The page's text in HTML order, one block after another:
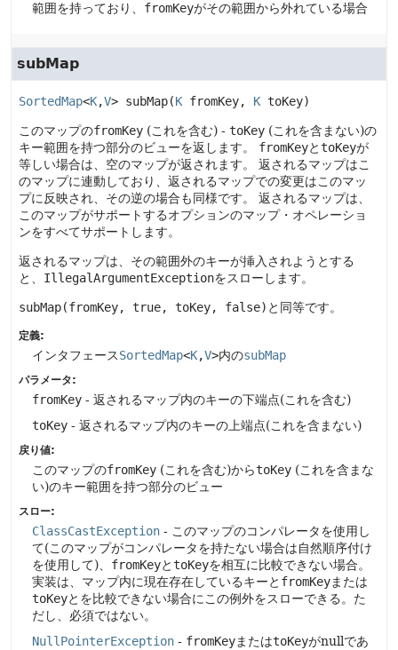
範囲を持っており、 fromKeyがその範囲から外れている場合
subMap
SortedMap<K,V> subMap(K fromKey, K toKey)
このマップのfromKey (これを含む) - toKey (これを含まない)の
キー範囲を持つ部分のビューを返します。
fromKeyとtoKeyが
等しい場合は、空のマップが返されます。
返されるマップはこ
のマップに連動しており、返されるマップでの変更はこのマッ
プに反映され、その逆の場合も同様です。
返されるマップは、
このマップがサポートするオプションのマップ・オペレーショ
ンをすべてサポートします。
返されるマップは、その範囲外のキーが挿入されようとする
と、 IllegalArgumentExceptionをスローします。
subMap(fromKey, true, toKey, false) と同等です。
定義:
インタフェースSortedMap<K,V>内のsubMap
パラメータ:
fromKey - 返されるマップ内のキーの下端点(これを含む)
toKey - 返されるマップ内のキーの上端点(これを含まない)
戻り値:
このマップのfromKey (これを含む)からtoKey (これを含まな
い)のキー範囲を持つ部分のビュー
スロー:
ClassCastException - このマップのコンパレータを使用し
て(このマップがコンパレータを持たない場合は自然順序付け
を使用して)、 fromKeyとtoKeyを相互に比較できない場合。
実装は、マップ内に現在存在しているキーと fromKeyまたは
toKeyとを比較できない場合にこの例外をスローできる。た
だし、必須ではない。
NullPointerException - fromKeyまたはtoKeyがnullであ